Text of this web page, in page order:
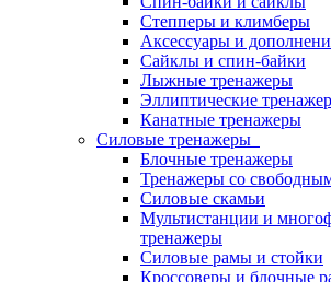
Степперы и климберы
Аксессуары и
Сайклы и спин-байки
Лыжные тренажеры
Эллиптические
Канатные тренажеры
Силовые тренажеры
Блочные тренажеры
Тренажеры со
Силовые скамьи
Мультистанции и
тренажеры
Силовые рамы и стойки
Кроссоверы и блочные